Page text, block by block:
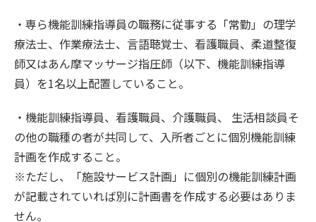
・専ら機能訓練指導員の職務に従事する「常勤」の理学
療法士、作業療法士、言語聴覚士、看護職員、柔道整復
師又はあん摩マッサージ指圧師（以下、機能訓練指導
員）を1名以上配置していること。
・機能訓練指導員、看護職員、介護職員、 生活相談員そ
の他の職種の者が共同して、入所者ごとに個別機能訓練
計画を作成すること。
※ただし、「施設サービス計画」に個別の機能訓練計画
が記載されていれば別に計画書を作成する必要はありま
せん。